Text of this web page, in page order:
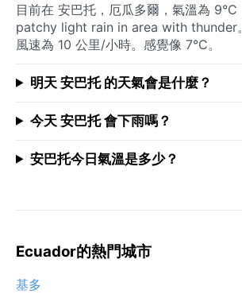
目前在 安巴托，厄瓜多爾，氣溫為 9°C
patchy light rain in area with thunder
風速為 10 公里/小時。感覺像 7°C。
明天 安巴托 的天氣會是什麼？
今天 安巴托 會下雨嗎？
安巴托今日氣溫是多少？
Ecuador的熱門城市
基多